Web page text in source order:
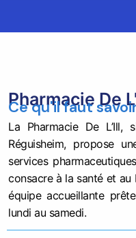
Pharmacie De
Ce qu'il faut
La Pharmacie De L’Ill,
Réguisheim, propose
services
consacre à la santé et
équipe accueillante
lundi au samedi.